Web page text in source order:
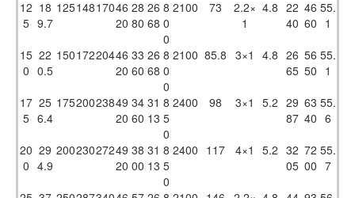
12
5
18
9.7
12514817046
20
28
80
26
68
8
0
0
2100 73
2.2×
1
4.8 22
40
46
60
55.
1
15
0
22
0.5
15017220446
20
33
60
26
68
8
0
0
2100 85.8 3×1 4.8 26
65
56
50
55.
1
17
5
25
6.4
17520023849
20
34
60
31
13
8
5
0
2400 98 3×1 5.2 29
87
63
40
55.
6
20
0
29
4.9
20023027249
20
38
00
31
13
8
5
0
2400 117 4×1 5.2 32
05
72
00
55.
7